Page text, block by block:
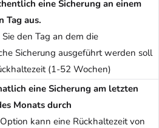
eine Sicherung an einem
Tag aus.
den Tag an dem die
Sicherung ausgeführt werden soll
(1-52 Wochen)
eine Sicherung am letzten
Monats durch
kann eine Rückhaltezeit von